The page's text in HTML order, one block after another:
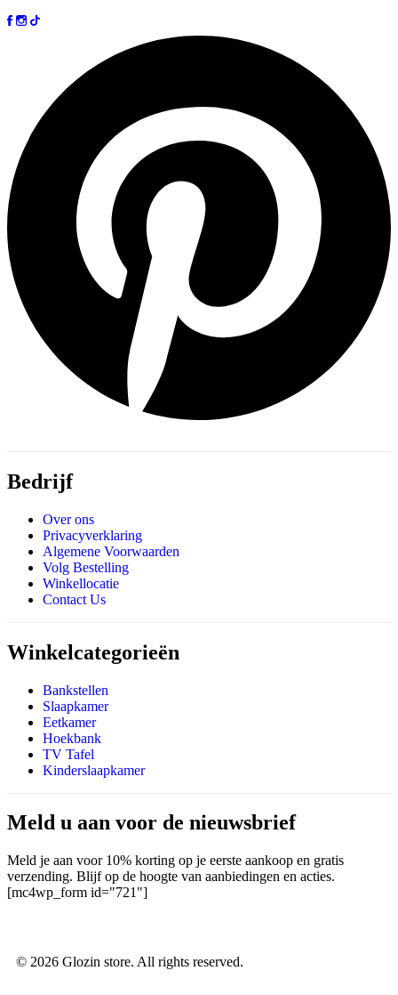
Bedrijf
Over ons
Privacyverklaring
Algemene Voorwaarden
Volg Bestelling
Winkellocatie
Contact Us
Winkelcategorieën
Bankstellen
Slaapkamer
Eetkamer
Hoekbank
TV Tafel
Kinderslaapkamer
Meld u aan voor de nieuwsbrief
Meld je aan voor 10% korting op je eerste aankoop en gratis
verzending. Blijf op de hoogte van aanbiedingen en acties.
[mc4wp_form id="721"]
© 2026 Glozin store. All rights reserved.